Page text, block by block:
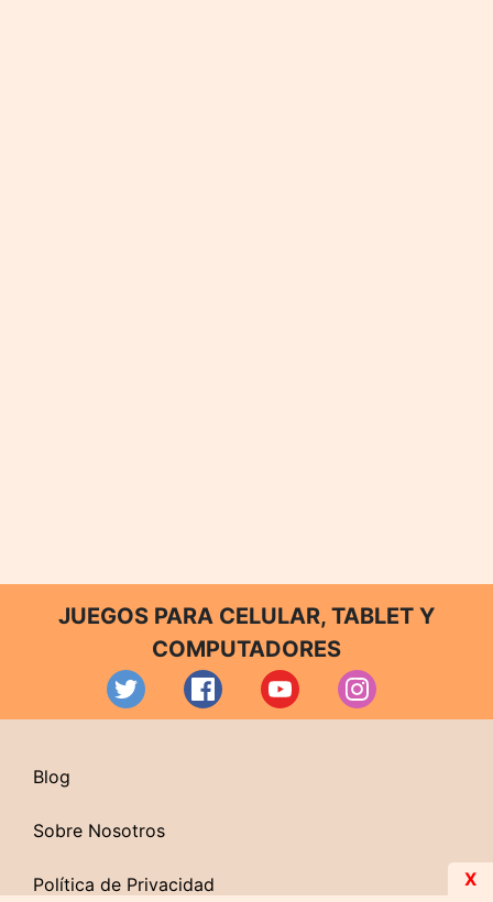
JUEGOS PARA CELULAR, TABLET Y
COMPUTADORES
Blog
Sobre Nosotros
Política de Privacidad X